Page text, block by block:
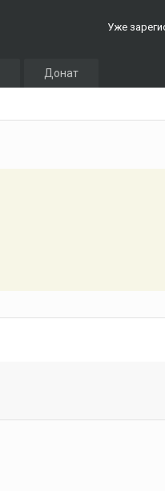
Уже
Донат